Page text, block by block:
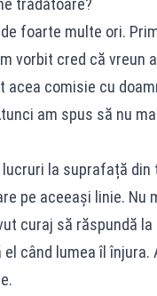
trădătoare?
foarte multe ori.
vorbit cred că vreun
acea comisie cu
am spus să nu
la suprafață din
pe aceeași linie.
curaj să răspundă
când lumea îl